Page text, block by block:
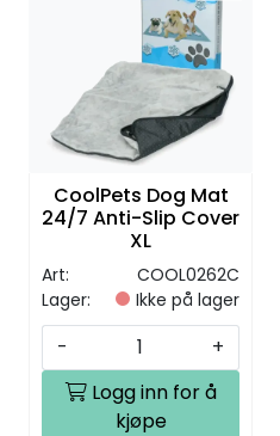
CoolPets Dog Mat
24/7 Anti-Slip Cover
XL
Art:
COOL0262C
Lager:
Ikke på lager
-
+
Logg inn for å
kjøpe